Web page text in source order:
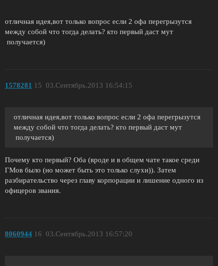
отличная идея,вот только вопрос если 2 офа перегрызутся
между собой что тогда делать? кто первый даст мут
получается)
1578281 03.Сентябрь.2013 16:54:15
15
отличная идея,вот только вопрос если 2 офа перегрызутся
между собой что тогда делать? кто первый даст мут
получается)
Почему кто первый? Оба (вроде и в общем чате такое среди
ГМов было (но может быть это только слухи)). Затем
разбирательство через главу корпорации и лишение одного из
офицеров звания.
8060944 03.Сентябрь.2013 16:57:20
16